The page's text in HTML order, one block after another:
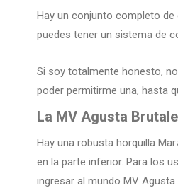
Hay un conjunto completo de
puedes tener un sistema de
Si soy totalmente honesto,
poder permitirme una, hasta
La MV Agusta
Hay una robusta horquilla
en la parte inferior. Para los
ingresar al mundo MV